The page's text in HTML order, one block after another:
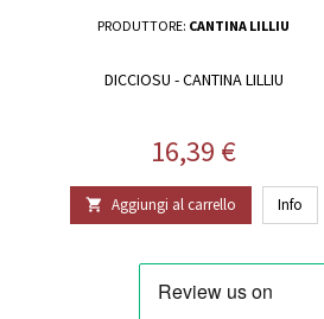
PRODUTTORE: CANTINA LILLIU
DICCIOSU - CANTINA LILLIU
Prezzo
16,39 €
 Aggiungi al carrello Info